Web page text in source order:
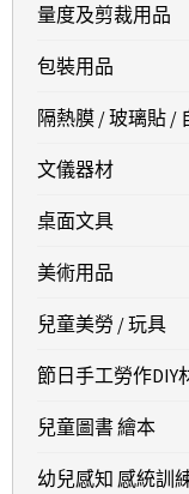
量度及剪裁用品
包裝用品
隔熱膜 / 玻璃貼 /
文儀器材
桌面文具
美術用品
兒童美勞 / 玩具
節日手工勞作DIY
兒童圖書 繪本
幼兒感知 感統訓